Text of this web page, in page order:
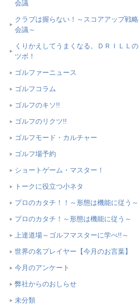
会議
クラブは握らない！～スコアアップ戦略
会議～
くりかえしてうまくなる。ＤＲＩＬＬの
ツボ！
ゴルファーニュース
ゴルフコラム
ゴルフのキソ!!
ゴルフのリクツ!!
ゴルフモード・カルチャー
ゴルフ場予約
ショートゲーム・マスター！
トークに役立つ小ネタ
プロのカタチ！！～形態は機能に従う～
プロのカタチ！～形態は機能に従う～
上達道場～ゴルフマスターに学べ!!～
世界の名プレイヤー【今月のお言葉】
今月のアンケート
弊社からのおしらせ
未分類